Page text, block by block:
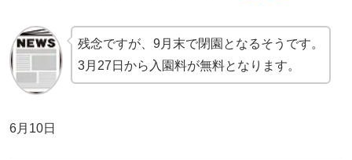
残念ですが、9月末で閉園となるそうです。
3月27日から入園料が無料となります。
6月10日